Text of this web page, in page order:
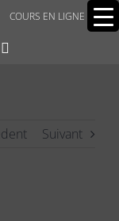
COURS EN LIGNE
Suivant